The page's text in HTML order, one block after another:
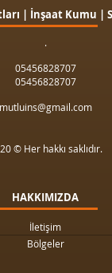
| İnşaat Kumu |
.
05456828707
05456828707
mutluins@gmail.com
© Her hakkı saklıdır.
HAKKIMIZDA
İletişim
Bölgeler